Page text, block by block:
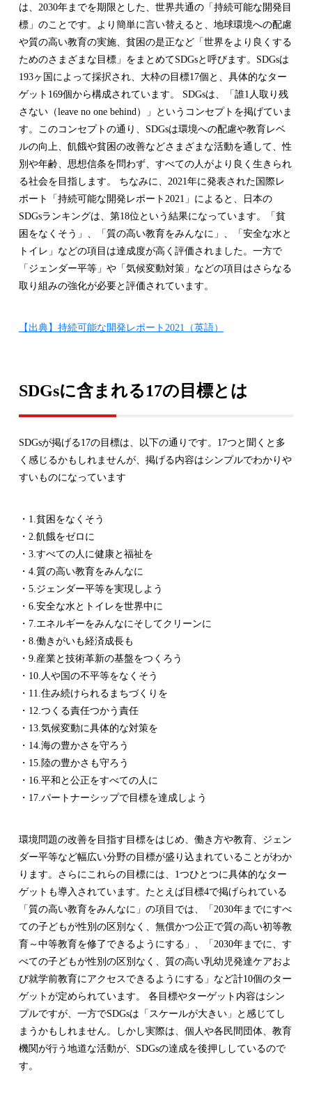
は、2030年までを期限とした、世界共通の「持続可能な開発目
標」のことです。より簡単に言い替えると、地球環境への配慮
や質の高い教育の実施、貧困の是正など「世界をより良くする
ためのさまざまな目標」をまとめてSDGsと呼びます。SDGsは
193ヶ国によって採択され、大枠の目標17個と、具体的なター
ゲット169個から構成されています。 SDGsは、「誰1人取り残
さない（leave no one behind）」というコンセプトを掲げていま
す。このコンセプトの通り、SDGsは環境への配慮や教育レベ
ルの向上、飢餓や貧困の改善などさまざまな活動を通して、性
別や年齢、思想信条を問わず、すべての人がより良く生きられ
る社会を目指します。 ちなみに、2021年に発表された国際レ
ポート「持続可能な開発レポート2021」によると、日本の
SDGsランキングは、第18位という結果になっています。「貧
困をなくそう」、「質の高い教育をみんなに」、「安全な水と
トイレ」などの項目は達成度が高く評価されました。一方で
「ジェンダー平等」や「気候変動対策」などの項目はさらなる
取り組みの強化が必要と評価されています。
【出典】持続可能な開発レポート2021（英語）
SDGsに含まれる17の目標とは
SDGsが掲げる17の目標は、以下の通りです。17つと聞くと多
く感じるかもしれませんが、掲げる内容はシンプルでわかりや
すいものになっています
・1.貧困をなくそう
・2.飢餓をゼロに
・3.すべての人に健康と福祉を
・4.質の高い教育をみんなに
・5.ジェンダー平等を実現しよう
・6.安全な水とトイレを世界中に
・7.エネルギーをみんなにそしてクリーンに
・8.働きがいも経済成長も
・9.産業と技術革新の基盤をつくろう
・10.人や国の不平等をなくそう
・11.住み続けられるまちづくりを
・12.つくる責任つかう責任
・13.気候変動に具体的な対策を
・14.海の豊かさを守ろう
・15.陸の豊かさも守ろう
・16.平和と公正をすべての人に
・17.パートナーシップで目標を達成しよう
環境問題の改善を目指す目標をはじめ、働き方や教育、ジェン
ダー平等など幅広い分野の目標が盛り込まれていることがわか
ります。さらにこれらの目標には、1つひとつに具体的なター
ゲットも導入されています。たとえば目標4で掲げられている
「質の高い教育をみんなに」の項目では、「2030年までにすべ
ての子どもが性別の区別なく、無償かつ公正で質の高い初等教
育～中等教育を修了できるようにする」、「2030年までに、す
べての子どもが性別の区別なく、質の高い乳幼児発達ケアおよ
び就学前教育にアクセスできるようにする」など計10個のター
ゲットが定められています。 各目標やターゲット内容はシン
プルですが、一方でSDGsは「スケールが大きい」と感じてし
まうかもしれません。しかし実際は、個人や各民間団体、教育
機関が行う地道な活動が、SDGsの達成を後押ししているので
す。